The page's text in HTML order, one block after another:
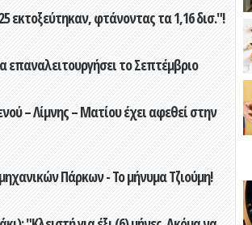
εκτοξεύτηκαν, φτάνοντας τα 1,16 δισ."!
επαναλειτουργήσει το Σεπτέμβριο
– Λίμνης – Ματίου έχει αφεθεί στην
Πάρκων - Το μήνυμα Τζιούμη!